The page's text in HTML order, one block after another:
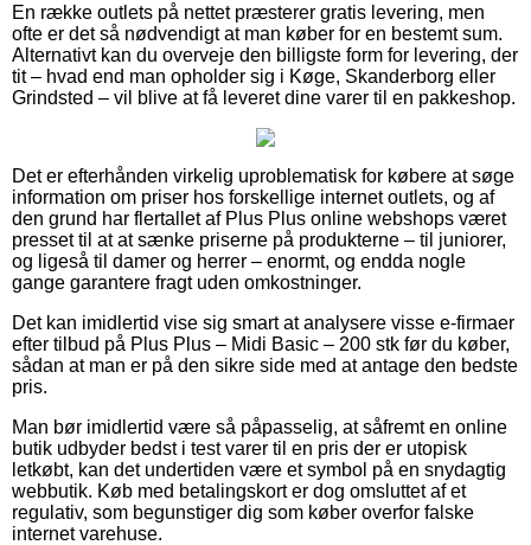
En række outlets på nettet præsterer gratis levering, men
ofte er det så nødvendigt at man køber for en bestemt sum.
Alternativt kan du overveje den billigste form for levering, der
tit – hvad end man opholder sig i Køge, Skanderborg eller
Grindsted – vil blive at få leveret dine varer til en pakkeshop.
Det er efterhånden virkelig uproblematisk for købere at søge
information om priser hos forskellige internet outlets, og af
den grund har flertallet af Plus Plus online webshops været
presset til at at sænke priserne på produkterne – til juniorer,
og ligeså til damer og herrer – enormt, og endda nogle
gange garantere fragt uden omkostninger.
Det kan imidlertid vise sig smart at analysere visse e-firmaer
efter tilbud på Plus Plus – Midi Basic – 200 stk før du køber,
sådan at man er på den sikre side med at antage den bedste
pris.
Man bør imidlertid være så påpasselig, at såfremt en online
butik udbyder bedst i test varer til en pris der er utopisk
letkøbt, kan det undertiden være et symbol på en snydagtig
webbutik. Køb med betalingskort er dog omsluttet af et
regulativ, som begunstiger dig som køber overfor falske
internet varehuse.